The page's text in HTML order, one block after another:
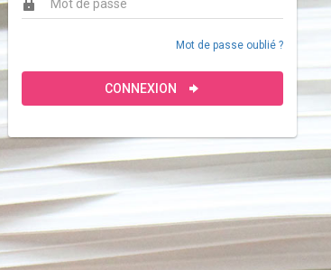
Mot de passe oublié ?
CONNEXION